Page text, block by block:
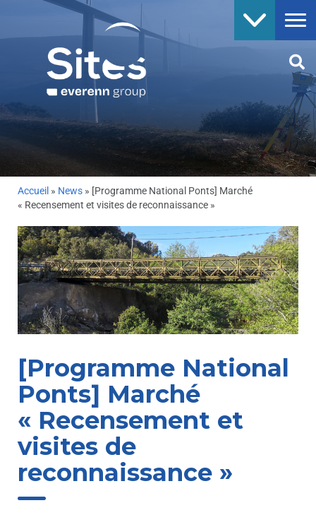
Accueil » News » [Programme National Ponts] Marché
« Recensement et visites de reconnaissance »
[Programme National
Ponts] Marché
« Recensement et
visites de
reconnaissance »